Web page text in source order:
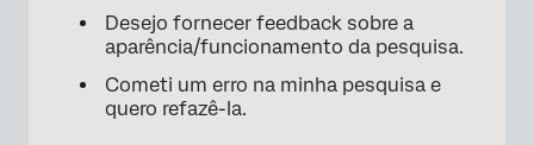
Desejo fornecer feedback sobre a
aparência/funcionamento da pesquisa.
Cometi um erro na minha pesquisa e
quero refazê-la.